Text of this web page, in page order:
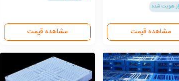
هویت شده
مشاهده قیمت مشاهده قیمت